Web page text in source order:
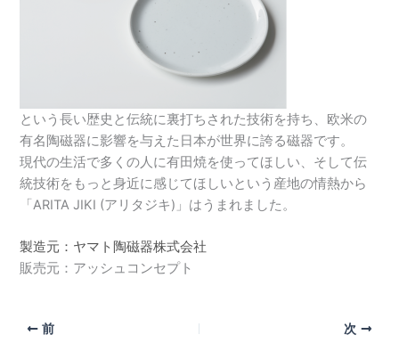
という長い歴史と伝統に裏打ちされた技術を持ち、欧米の
有名陶磁器に影響を与えた日本が世界に誇る磁器です。
現代の生活で多くの人に有田焼を使ってほしい、そして伝
統技術をもっと身近に感じてほしいという産地の情熱から
「ARITA JIKI (アリタジキ)」はうまれました。
製造元：ヤマト陶磁器株式会社
販売元：アッシュコンセプト
前 次